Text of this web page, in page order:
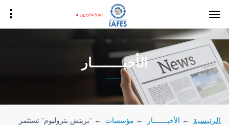
الأخبـــــــار
الرئيسية ← الأخبـــــــار ← مؤسسات ← “بريتش بتروليوم” تستثمر